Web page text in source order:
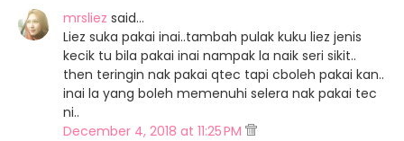
mrsliez said…
Liez suka pakai inai..tambah pulak kuku liez jenis
kecik tu bila pakai inai nampak la naik seri sikit..
then teringin nak pakai qtec tapi cboleh pakai kan..
inai la yang boleh memenuhi selera nak pakai tec
ni..
December 4, 2018 at 11:25 PM